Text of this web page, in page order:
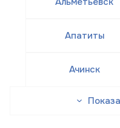
Апатиты
Ачинск